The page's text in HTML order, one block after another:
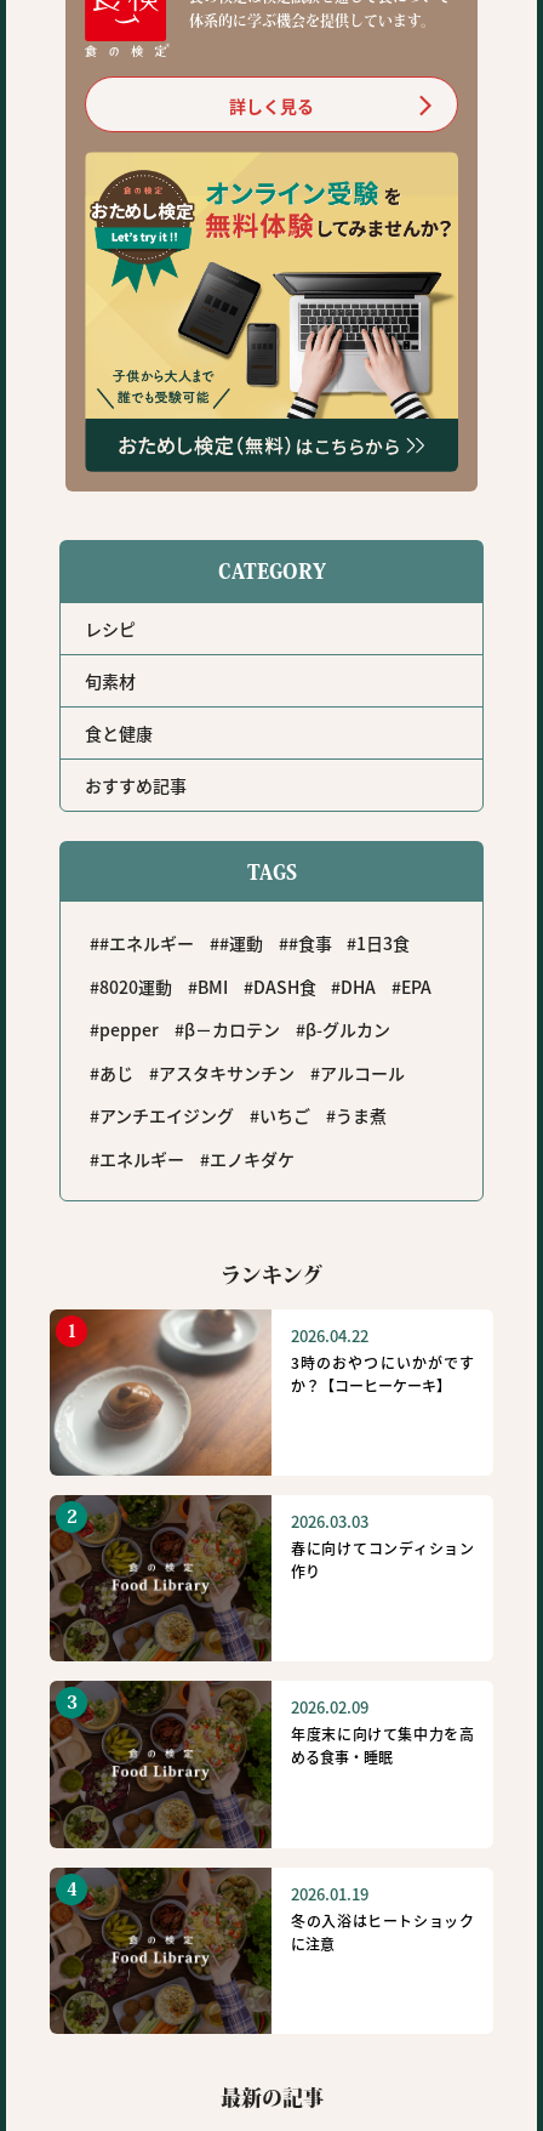
体系的に学ぶ機会を提供しています。
詳しく見る
CATEGORY
レシピ
旬素材
食と健康
おすすめ記事
TAGS
#エネルギー #運動 #食事
1日3食
8020運動
BMI DASH食 DHA
EPA
pepper
β－カロテン
β-グルカン
あじ
アスタキサンチン
アルコール
アンチエイジング
いちご
うま煮
エネルギー
エノキダケ
ランキング
2026.04.22
3時のおやつにいかがです
か？【コーヒーケーキ】
2026.03.03
春に向けてコンディション
作り
2026.02.09
年度末に向けて集中力を高
める食事・睡眠
2026.01.19
冬の入浴はヒートショック
に注意
最新の記事